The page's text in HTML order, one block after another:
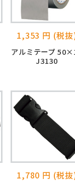
1,353 円 (税
アルミテープ
J3130
1,780 円 (税